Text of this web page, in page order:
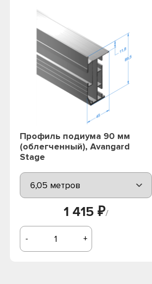
Профиль подиума 90 мм
(облегченный), Avangard
Stage
1 415 ₽/
- +